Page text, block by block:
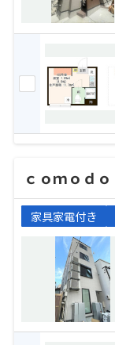
家具家電付き